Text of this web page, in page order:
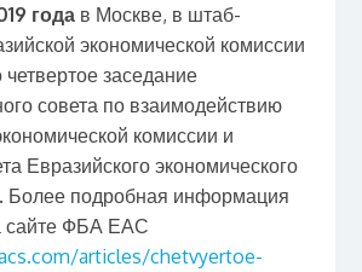
годав Москве, в штаб-
экономической комиссии
заседание
совета по взаимодействию
комиссии и
Евразийского экономического
подробная информация
сайте ФБА ЕАС
articles/chetvyertoe-